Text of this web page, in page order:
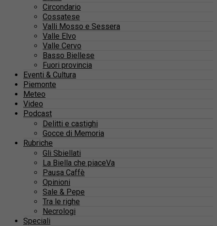
Circondario
Cossatese
Valli Mosso e Sessera
Valle Elvo
Valle Cervo
Basso Biellese
Fuori provincia
Eventi & Cultura
Piemonte
Meteo
Video
Podcast
Delitti e castighi
Gocce di Memoria
Rubriche
Gli Sbiellati
La Biella che piaceVa
Pausa Caffè
Opinioni
Sale & Pepe
Tra le righe
Necrologi
Speciali